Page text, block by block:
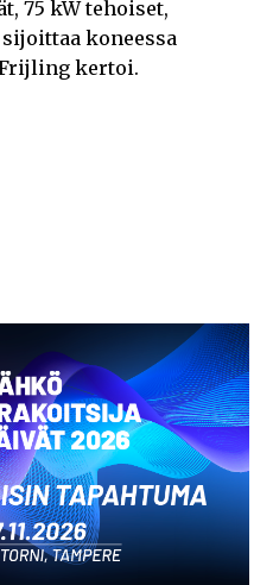
75 kW tehoiset,
koneessa
kertoi.